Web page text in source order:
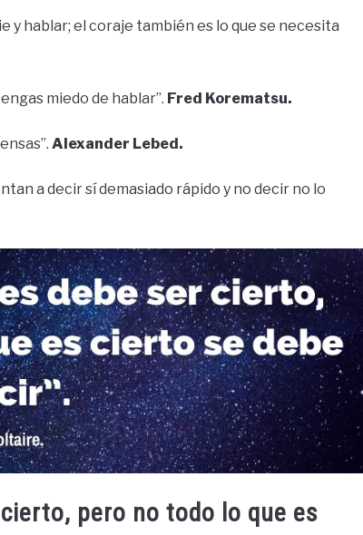
y hablar; el coraje también es lo que se necesita
miedo de hablar”. Fred Korematsu.
Alexander Lebed.
a decir sí demasiado rápido y no decir no lo
pero no todo lo que es